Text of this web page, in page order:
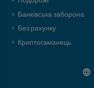
Банківська заборона
Без рахунку
Криптогаманець